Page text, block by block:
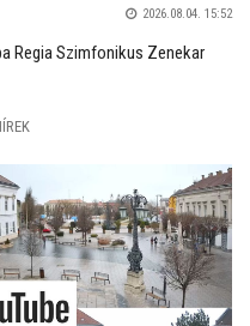
2026.08.04. 15:52
Regia Szimfonikus Zenekar